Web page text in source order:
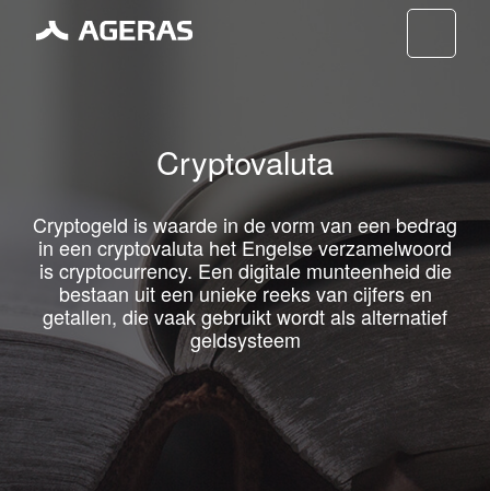
Cryptovaluta
Cryptogeld is waarde in de vorm van een bedrag
in een cryptovaluta het Engelse verzamelwoord
is cryptocurrency. Een digitale munteenheid die
bestaan uit een unieke reeks van cijfers en
getallen, die vaak gebruikt wordt als alternatief
geldsysteem